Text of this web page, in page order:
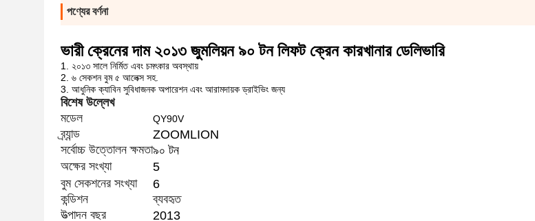
পণ্যের বর্ণনা
ভারী ক্রেনের দাম ২০১৩ জুমলিয়ন ৯০ টন লিফট ক্রেন কারখানার ডেলিভারি
1. ২০১৩ সালে নির্মিত এবং চমৎকার অবস্থায়
2. ৬ সেকশন বুম ৫ আলেক্স সহ.
3. আধুনিক ক্যাবিন সুবিধাজনক অপারেশন এবং আরামদায়ক ড্রাইভিং জন্য
বিশেষ উল্লেখ
মডেল
QY90V
ব্র্যান্ড
ZOOMLION
সর্বোচ্চ উত্তোলন ক্ষমতা৯০ টন
অক্ষের সংখ্যা
5
বুম সেকশনের সংখ্যা
6
কন্ডিশন
ব্যবহৃত
উত্পাদন বছর
2013